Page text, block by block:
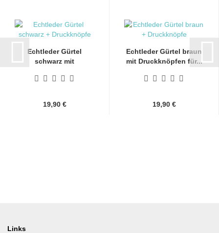
Echtleder Gürtel
schwarz mit
19,90 €
Echtleder Gürtel braun
mit Druckknöpfen für...
19,90 €
Links